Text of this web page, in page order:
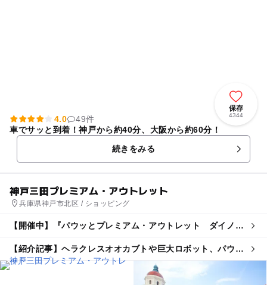
保存
4344
4.0
49件
車でサッと到着！神戸から約40分、大阪から約60分！
続きをみる
神戸三田プレミアム・アウトレット
兵庫県神戸市北区 / ショッピング
【開催中】『パウッとプレミアム・アウトレット ダイノア
【紹介記事】ヘラクレスオオカブトや巨大ロボット、パウ・
パトも！神戸三田アウトレットで初開催